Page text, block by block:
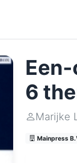
6
Marijke
Mainpress